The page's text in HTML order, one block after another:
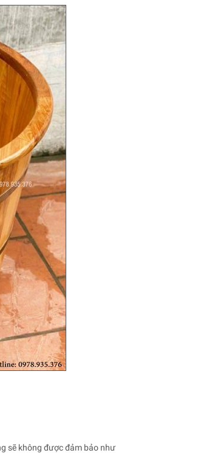
sẽ không được đảm bảo như